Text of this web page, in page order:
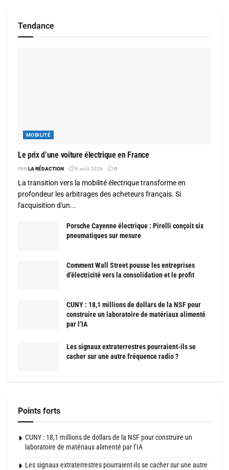
Tendance
MOBILITÉ
Le prix d’une voiture électrique en France
PARLA RÉDACTION 6 août 2026 0
La transition vers la mobilité électrique transforme en
profondeur les arbitrages des acheteurs français. Si
l'acquisition d'un...
Porsche Cayenne électrique : Pirelli conçoit six
pneumatiques sur mesure
Comment Wall Street pousse les entreprises
d’électricité vers la consolidation et le profit
CUNY : 18,1 millions de dollars de la NSF pour
construire un laboratoire de matériaux alimenté
par l’IA
Les signaux extraterrestres pourraient-ils se
cacher sur une autre fréquence radio ?
Points forts
CUNY : 18,1 millions de dollars de la NSF pour construire un
laboratoire de matériaux alimenté par l’IA
Les signaux extraterrestres pourraient-ils se cacher sur une autre